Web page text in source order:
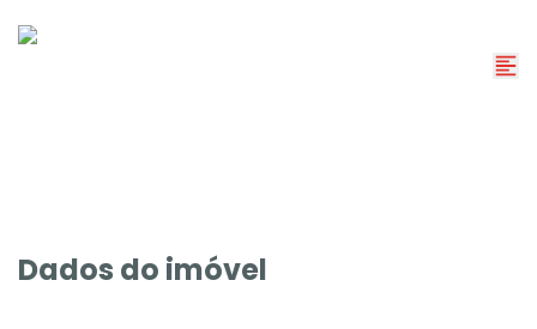
Dados do imóvel